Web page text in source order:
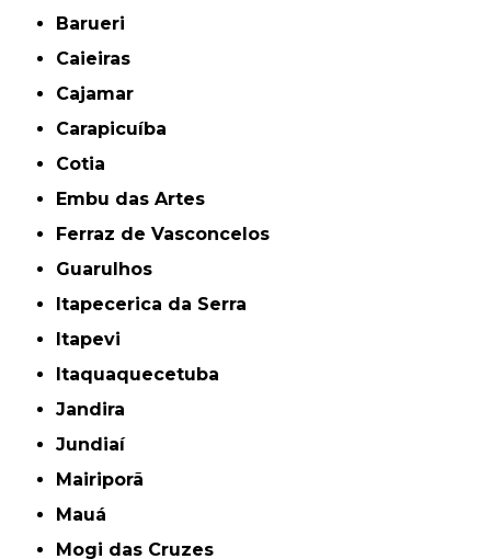
Barueri
Caieiras
Cajamar
Carapicuíba
Cotia
Embu das Artes
Ferraz de Vasconcelos
Guarulhos
Itapecerica da Serra
Itapevi
Itaquaquecetuba
Jandira
Jundiaí
Mairiporã
Mauá
Mogi das Cruzes